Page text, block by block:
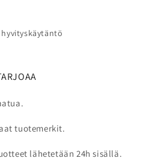
tuotemerkit.
lähetetään 24h sisällä.